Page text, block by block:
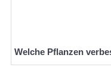
Welche Pflanzen